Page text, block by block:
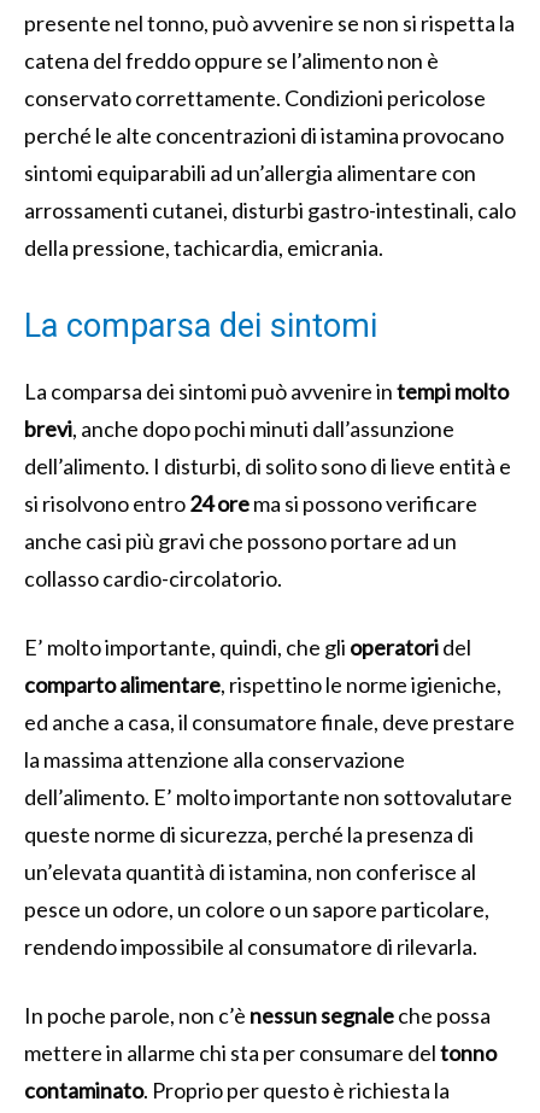
presente nel tonno, può avvenire se non si rispetta la
catena del freddo oppure se l’alimento non è
conservato correttamente. Condizioni pericolose
perché le alte concentrazioni di istamina provocano
sintomi equiparabili ad un’allergia alimentare con
arrossamenti cutanei, disturbi gastro-intestinali, calo
della pressione, tachicardia, emicrania.
La comparsa dei sintomi
La comparsa dei sintomi può avvenire intempi molto
brevi, anche dopo pochi minuti dall’assunzione
dell’alimento. I disturbi, di solito sono di lieve entità e
si risolvono entro24 orema si possono verificare
anche casi più gravi che possono portare ad un
collasso cardio-circolatorio.
E’ molto importante, quindi, che gli operatoridel
comparto alimentare, rispettino le norme igieniche,
ed anche a casa, il consumatore finale, deve prestare
la massima attenzione alla conservazione
dell’alimento. E’ molto importante non sottovalutare
queste norme di sicurezza, perché la presenza di
un’elevata quantità di istamina, non conferisce al
pesce un odore, un colore o un sapore particolare,
rendendo impossibile al consumatore di rilevarla.
In poche parole, non c’è nessun segnaleche possa
mettere in allarme chi sta per consumare deltonno
contaminato. Proprio per questo è richiesta la